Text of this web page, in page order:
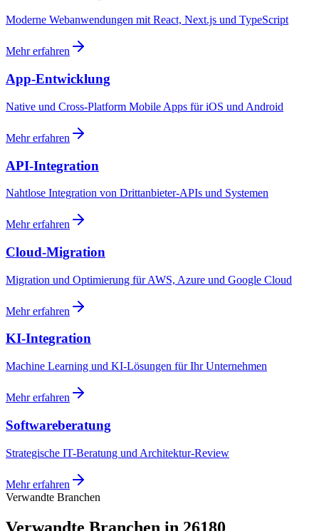
Moderne Webanwendungen mit React, Next.js und TypeScript
Mehr erfahren
App-Entwicklung
Native und Cross-Platform Mobile Apps für iOS und Android
Mehr erfahren
API-Integration
Nahtlose Integration von Drittanbieter-APIs und Systemen
Mehr erfahren
Cloud-Migration
Migration und Optimierung für AWS, Azure und Google Cloud
Mehr erfahren
KI-Integration
Machine Learning und KI-Lösungen für Ihr Unternehmen
Mehr erfahren
Softwareberatung
Strategische IT-Beratung und Architektur-Review
Mehr erfahren
Verwandte Branchen
Verwandte Branchen in 26180